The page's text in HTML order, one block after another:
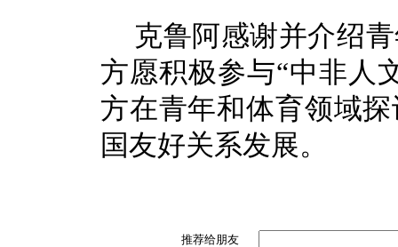
克鲁阿感谢并介绍
方愿积极参与“中非人
方在青年和体育领域
国友好关系发展。
推荐给朋友